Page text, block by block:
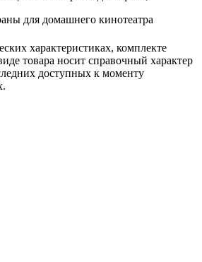
для домашнего кинотеатра
характеристиках, комплекте
товара носит справочный характер
доступных к моменту